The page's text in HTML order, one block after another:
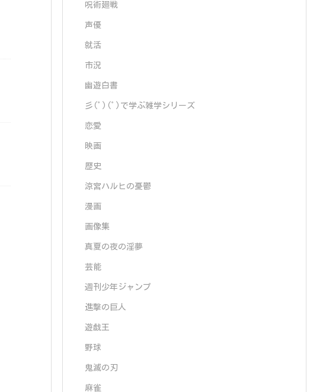
呪術廻戦
声優
就活
市況
幽遊白書
彡(ﾟ)(ﾟ)で学ぶ雑学シリーズ
恋愛
映画
歴史
涼宮ハルヒの憂鬱
漫画
画像集
真夏の夜の淫夢
芸能
週刊少年ジャンプ
進撃の巨人
遊戯王
野球
鬼滅の刃
麻雀